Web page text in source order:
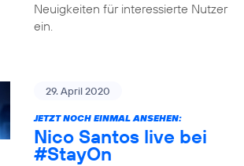
Neuigkeiten für interessierte Nutzer
ein.
29. April 2020
JETZT NOCH EINMAL ANSEHEN:
Nico Santos live bei
#StayOn